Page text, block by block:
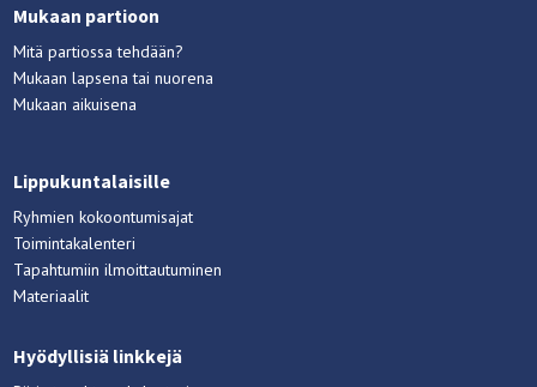
Mukaan partioon
Mitä partiossa tehdään?
Mukaan lapsena tai nuorena
Mukaan aikuisena
Lippukuntalaisille
Ryhmien kokoontumisajat
Toimintakalenteri
Tapahtumiin ilmoittautuminen
Materiaalit
Hyödyllisiä linkkejä